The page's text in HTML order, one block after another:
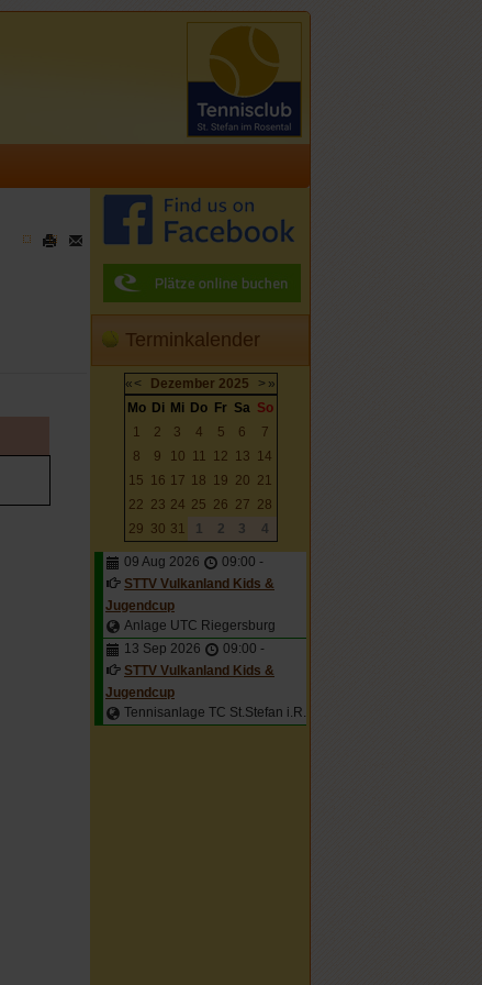
Terminkalender
« < Dezember 2025 > »
Mo Di Mi Do Fr Sa So
1
2 3 4 5 6
7
8
9 10 11 12 13 14
15 16 17 18 19 20 21
22 23 24 25 26 27 28
29 30 31 1 2 3 4
09 Aug 2026 09:00 -
STTV Vulkanland Kids &
Jugendcup
Anlage UTC Riegersburg
13 Sep 2026
09:00 -
STTV Vulkanland Kids &
Jugendcup
Tennisanlage TC St.Stefan i.R.